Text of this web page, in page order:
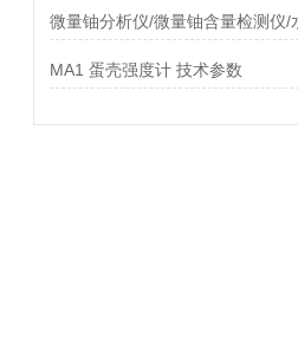
MA1 蛋壳强度计 技术参数